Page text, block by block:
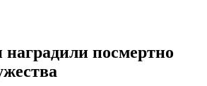
наградили посмертно